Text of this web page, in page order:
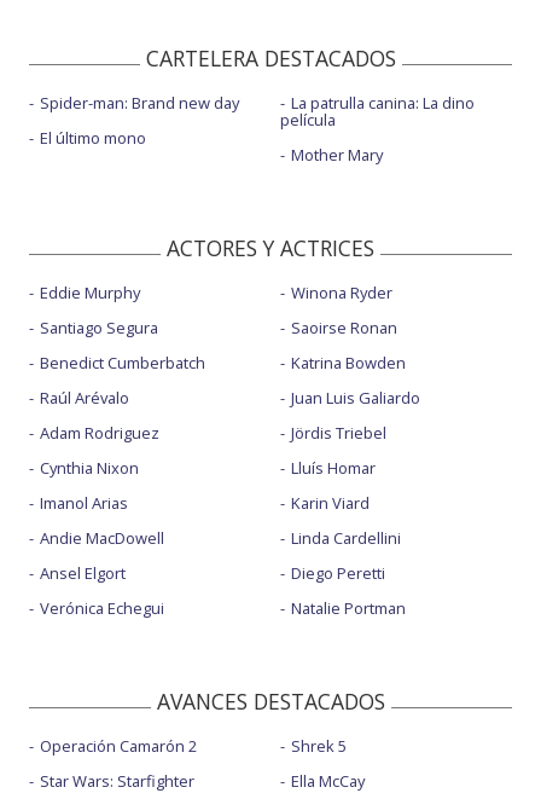
CARTELERA DESTACADOS
Spider-man: Brand new day
El último mono
La patrulla canina: La dino
película
Mother Mary
ACTORES Y ACTRICES
Eddie Murphy
Santiago Segura
Benedict Cumberbatch
Raúl Arévalo
Adam Rodriguez
Cynthia Nixon
Imanol Arias
Andie MacDowell
Ansel Elgort
Verónica Echegui
Winona Ryder
Saoirse Ronan
Katrina Bowden
Juan Luis Galiardo
Jördis Triebel
Lluís Homar
Karin Viard
Linda Cardellini
Diego Peretti
Natalie Portman
AVANCES DESTACADOS
Operación Camarón 2
Star Wars: Starfighter
Shrek 5
Ella McCay